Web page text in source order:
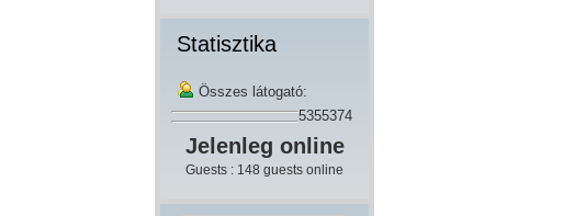
Statisztika
Összes látogató:
5355374
Jelenleg online
Guests : 148 guests online